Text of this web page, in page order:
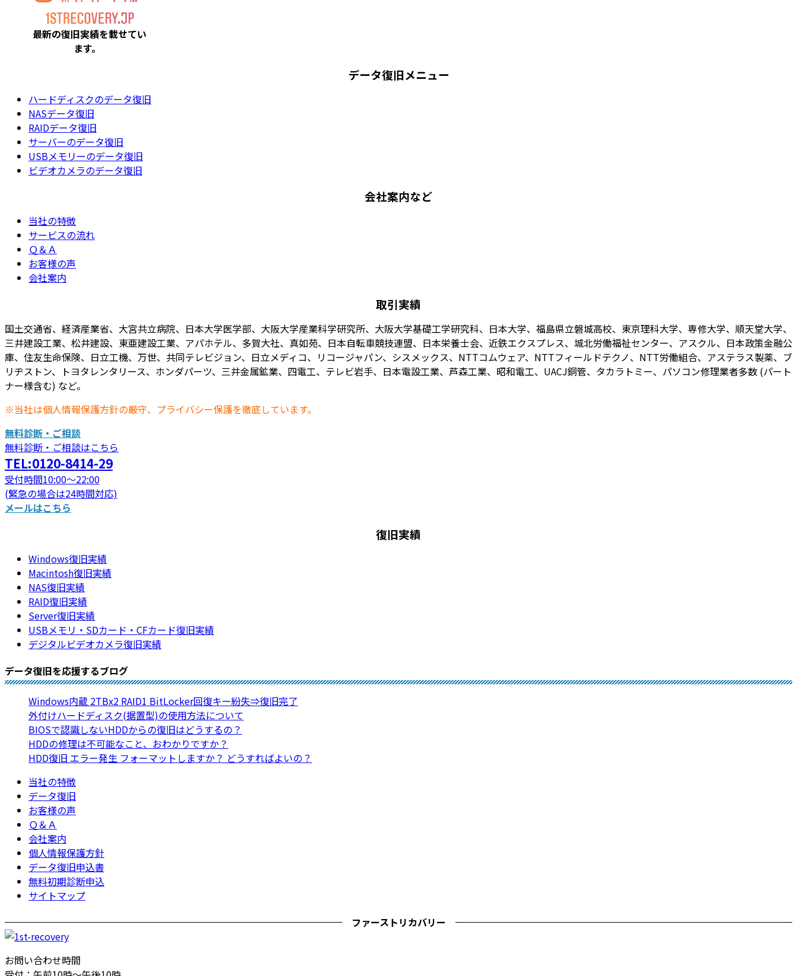
最新の復旧実績を載せてい
ます。
データ復旧メニュー
ハードディスクのデータ復旧
NASデータ復旧
RAIDデータ復旧
サーバーのデータ復旧
USBメモリーのデータ復旧
ビデオカメラのデータ復旧
会社案内など
当社の特徴
サービスの流れ
Ｑ＆Ａ
お客様の声
会社案内
取引実績
国土交通省、経済産業省、大宮共立病院、日本大学医学部、大阪大学産業科学研究所、大阪大学基礎工学研究科、日本大学、福島県立磐城高校、東京理科大学、専修大学、順天堂大学、
三井建設工業、松井建設、東亜建設工業、アパホテル、多賀大社、真如苑、日本自転車競技連盟、日本栄養士会、近鉄エクスプレス、城北労働福祉センター、アスクル、日本政策金融公
庫、住友生命保険、日立工機、万世、共同テレビジョン、日立メディコ、リコージャパン、シスメックス、NTTコムウェア、NTTフィールドテクノ、NTT労働組合、アステラス製薬、ブ
リヂストン、トヨタレンタリース、ホンダパーツ、三井金属鉱業、四電工、テレビ岩手、日本電設工業、芦森工業、昭和電工、UACJ銅管、タカラトミー、パソコン修理業者多数 (パート
ナー様含む) など。
※当社は個人情報保護方針の厳守、プライバシー保護を徹底しています。
無料診断・ご相談
無料診断・ご相談はこちら
TEL:0120-8414-29
受付時間10:00～22:00
(緊急の場合は24時間対応)
メールはこちら
復旧実績
Windows復旧実績
Macintosh復旧実績
NAS復旧実績
RAID復旧実績
Server復旧実績
USBメモリ・SDカード・CFカード復旧実績
デジタルビデオカメラ復旧実績
データ復旧を応援するブログ
Windows内蔵 2TBx2 RAID1 BitLocker回復キー紛失⇒復旧完了
外付けハードディスク(据置型)の使用方法について
BIOSで認識しないHDDからの復旧はどうするの？
HDDの修理は不可能なこと、おわかりですか？
HDD復旧 エラー発生 フォーマットしますか？ どうすればよいの？
当社の特徴
データ復旧
お客様の声
Ｑ＆Ａ
会社案内
個人情報保護方針
データ復旧申込書
無料初期診断申込
サイトマップ
ファーストリカバリー
お問い合わせ時間